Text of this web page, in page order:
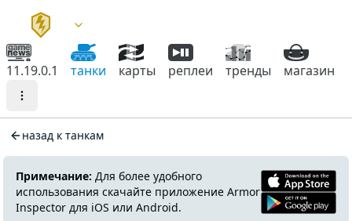
11.19.0.1 танки карты реплеи тренды магазин
назад к танкам
Примечание: Для более удобного
использования скачайте приложение Armor
Inspector для iOS или Android.